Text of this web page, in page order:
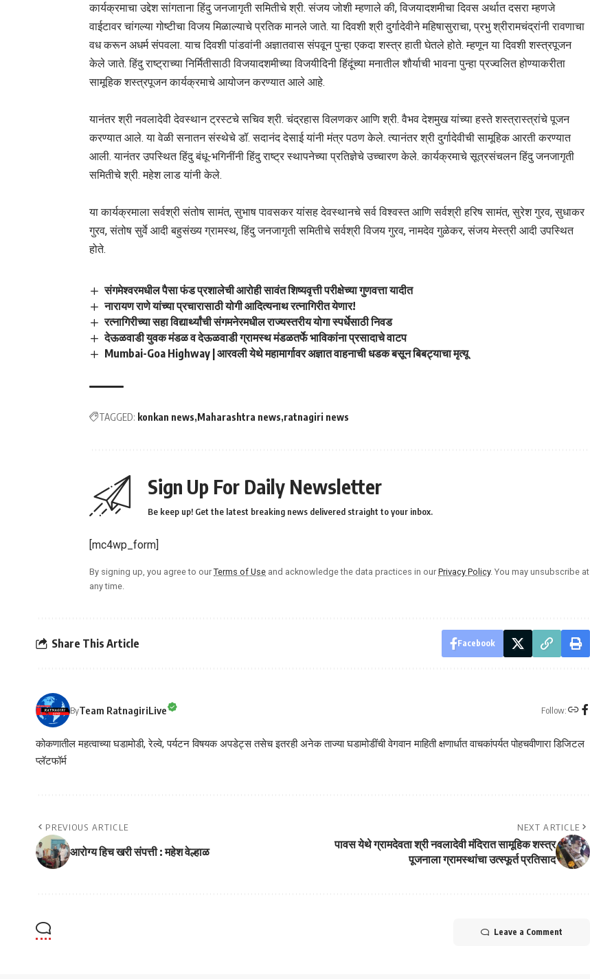
कार्यक्रमाचा उद्देश सांगताना हिंदु जनजागृती समितीचे श्री. संजय जोशी म्हणाले की, विजयादशमीचा दिवस अर्थात दसरा म्हणजे
वाईटावर चांगल्या गोष्टीचा विजय मिळाल्याचे प्रतिक मानले जाते. या दिवशी श्री दुर्गादेवीने महिषासुराचा, प्रभु श्रीरामचंद्रांनी रावणाचा
वध करून अधर्म संपवला. याच दिवशी पांडवांनी अज्ञातवास संपवून पुन्हा एकदा शस्त्र हाती घेतले होते. म्हणून या दिवशी शस्त्रपूजन
केले जाते. हिंदु राष्ट्राच्या निर्मितीसाठी विजयादशमीच्या विजयीदिनी हिंदूंच्या मनातील शौर्याची भावना पुन्हा प्रज्वलित होण्याकरीता
सामूहिक शस्त्रपूजन कार्यक्रमाचे आयोजन करण्यात आले आहे.
यानंतर श्री नवलादेवी देवस्थान ट्रस्टचे सचिव श्री. चंद्रहास विलणकर आणि श्री. वैभव देशमुख यांच्या हस्ते शस्त्रास्त्रांचे पूजन
करण्यात आले. या वेळी सनातन संस्थेचे डॉ. सदानंद देसाई यांनी मंत्र पठण केले. त्यानंतर श्री दुर्गादेवीची सामूहिक आरती करण्यात
आली. यानंतर उपस्थित हिंदु बंधू-भगिनींनी हिंदु राष्ट्र स्थापनेच्या प्रतिज्ञेचे उच्चारण केले. कार्यक्रमाचे सूत्रसंचलन हिंदु जनजागृती
समितीचे श्री. महेश लाड यांनी केले.
या कार्यक्रमाला सर्वश्री संतोष सामंत, सुभाष पावसकर यांसह देवस्थानचे सर्व विश्वस्त आणि सर्वश्री हरिष सामंत, सुरेश गुरव, सुधाकर
गुरव, संतोष सुर्वे आदी बहुसंख्य ग्रामस्थ, हिंदु जनजागृती समितीचे सर्वश्री विजय गुरव, नामदेव गुळेकर, संजय मेस्त्री आदी उपस्थित
होते.
संगमेश्वरमधील पैसा फंड प्रशालेची आरोही सावंत शिष्यवृत्ती परीक्षेच्या गुणवत्ता यादीत
नारायण राणे यांच्या प्रचारासाठी योगी आदित्यनाथ रत्नागिरीत येणार!
रत्नागिरीच्या सहा विद्यार्थ्यांची संगमनेरमधील राज्यस्तरीय योगा स्पर्धेसाठी निवड
देऊळवाडी युवक मंडळ व देऊळवाडी ग्रामस्थ मंडळतर्फे भाविकांना प्रसादाचे वाटप
Mumbai-Goa Highway | आरवली येथे महामार्गावर अज्ञात वाहनाची धडक बसून बिबट्याचा मृत्यू
TAGGED: konkan news Maharashtra news ratnagiri news
Sign Up For Daily Newsletter
Be keep up! Get the latest breaking news delivered straight to your inbox.
[mc4wp_form]
By signing up, you agree to our Terms of Use and acknowledge the data practices in our Privacy Policy. You may unsubscribe at
any time.
Share This Article Facebook
ByTeam RatnagiriLive Follow:
कोकणातील महत्वाच्या घडामोडी, रेल्वे, पर्यटन विषयक अपडेट्स तसेच इतरही अनेक ताज्या घडामोडींची वेगवान माहिती क्षणार्धात वाचकांपर्यत पोहचवीणारा डिजिटल
प्लॅटफॉर्म
PREVIOUS ARTICLE
आरोग्य हिच खरी संपत्ती : महेश वेल्हाळ
NEXT ARTICLE
पावस येथे ग्रामदेवता श्री नवलादेवी मंदिरात सामूहिक शस्त्र
पूजनाला ग्रामस्थांचा उत्स्फूर्त प्रतिसाद
Leave a Comment